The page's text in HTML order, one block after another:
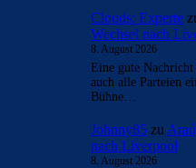
Clouds: Experte
Wechsel nach
8. August 2026
Eine gute
auch alle Parteien
Bühne…
Johnny85 zu
nach Liverpool
8. August 2026